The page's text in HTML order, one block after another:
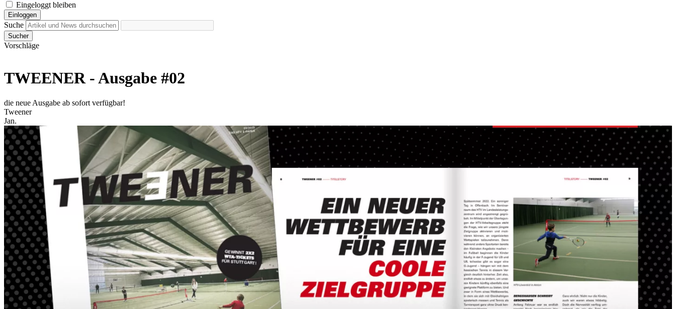
Eingeloggt bleiben
Einloggen
Suche
Sucher
Vorschläge
TWEENER - Ausgabe #02
die neue Ausgabe ab sofort verfügbar!
Tweener
Jan.